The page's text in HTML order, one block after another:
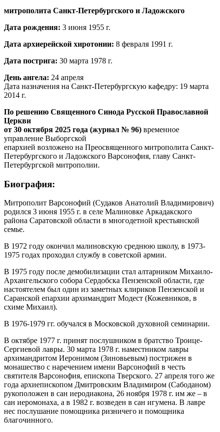
митрополита Санкт-Петербургского и Ладожского
Дата рождения: 3 июня 1955 г.
Дата архиерейской хиротонии: 8 февраля 1991 г.
Дата пострига: 30 марта 1978 г.
День ангела: 24 апреля
Дата назначения на Санкт-Петербургскую кафедру: 19 марта
2014 г.
По решению Священного Синода Русской Православной
Церкви
от 30 октября 2025 года (журнал № 96) временное
управление Выборгской
епархией возложено на Преосвященного митрополита Санкт-
Петербургского и Ладожского Варсонофия, главу Санкт-
Петербургской митрополии.
Биография:
Митрополит Варсонофий (Судаков Анатолий Владимирович)
родился 3 июня 1955 г. в селе Малиновке Аркадакского
района Саратовской области в многодетной крестьянской
семье.
В 1972 году окончил малиновскую среднюю школу, в 1973-
1975 годах проходил службу в советской армии.
В 1975 году после демобилизации стал алтарником Михаило-
Архангельского собора Сердобска Пензенской области, где
настоятелем был один из заметных клириков Пензенской и
Саранской епархии архимандрит Модест (Кожевников, в
схиме Михаил).
В 1976-1979 гг. обучался в Московской духовной семинарии.
В октябре 1977 г. принят послушником в братство Троице-
Сергиевой лавры. 30 марта 1978 г. наместником лавры
архимандритом Иеронимом (Зиновьевым) пострижен в
монашество с наречением имени Варсонофий в честь
святителя Варсонофия, епископа Тверского. 27 апреля того же
года архиепископом Дмитровским Владимиром (Сабоданом)
рукоположен в сан иеродиакона, 26 ноября 1978 г. им же – в
сан иеромонаха, а в 1982 г. возведен в сан игумена. В лавре
нес послушание помощника ризничего и помощника
благочинного.